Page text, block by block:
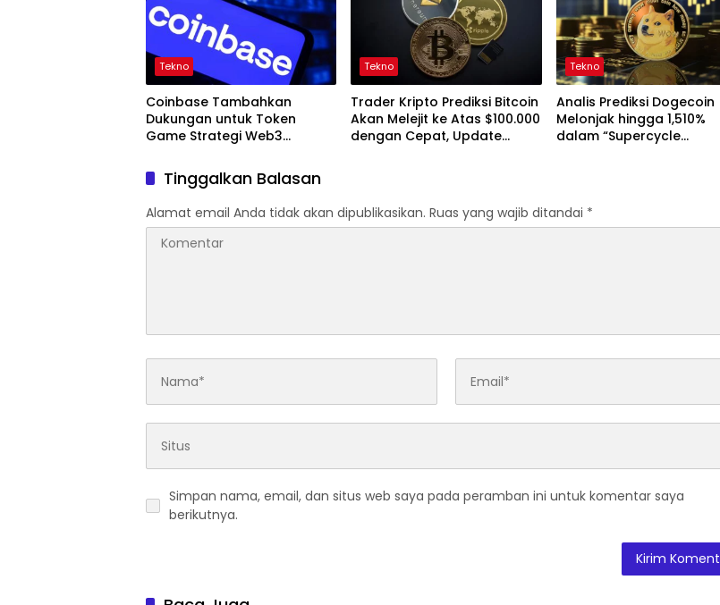
Tekno
Coinbase Tambahkan
Dukungan untuk Token
Game Strategi Web3
Tekno
Trader Kripto Prediksi Bitcoin
Akan Melejit ke Atas $100.000
dengan Cepat, Update
Tekno
Analis Prediksi Dogecoin
Melonjak hingga 1,510%
dalam “Supercycle
Tinggalkan Balasan
Alamat email Anda tidak akan dipublikasikan. Ruas yang wajib ditandai *
Simpan nama, email, dan situs web saya pada peramban ini untuk komentar saya
berikutnya.